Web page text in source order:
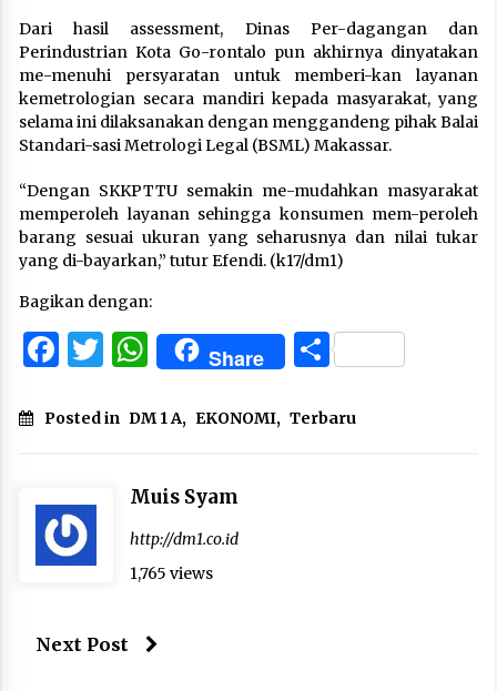
Dari hasil assessment, Dinas Per-dagangan dan
Perindustrian Kota Go-rontalo pun akhirnya dinyatakan
me-menuhi persyaratan untuk memberi-kan layanan
kemetrologian secara mandiri kepada masyarakat, yang
selama ini dilaksanakan dengan menggandeng pihak Balai
Standari-sasi Metrologi Legal (BSML) Makassar.
“Dengan SKKPTTU semakin me-mudahkan masyarakat
memperoleh layanan sehingga konsumen mem-peroleh
barang sesuai ukuran yang seharusnya dan nilai tukar
yang di-bayarkan,” tutur Efendi. (k17/dm1)
Bagikan dengan:
Facebook
Twitter
WhatsApp
Share Share
Posted in DM 1 A, EKONOMI, Terbaru
Muis Syam
http://dm1.co.id
1,765 views
Next Post